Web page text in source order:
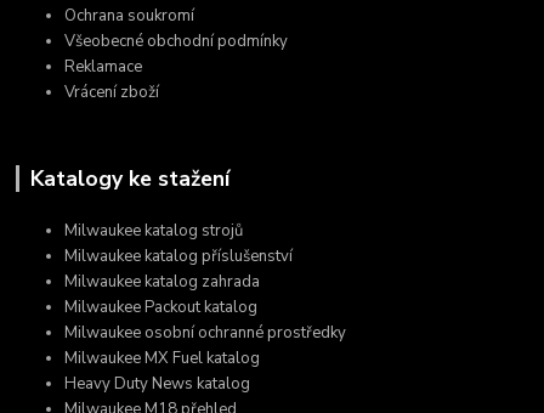
Ochrana soukromí
Všeobecné obchodní podmínky
Reklamace
Vrácení zboží
Katalogy ke stažení
Milwaukee katalog strojů
Milwaukee katalog příslušenství
Milwaukee katalog zahrada
Milwaukee Packout katalog
Milwaukee osobní ochranné prostředky
Milwaukee MX Fuel katalog
Heavy Duty News katalog